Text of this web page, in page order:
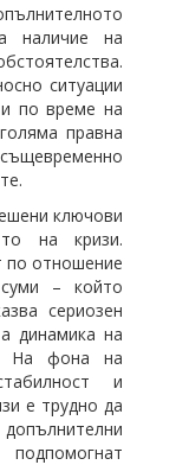
наличие на
ситуации
по време на
правна
ключови
на кризи.
по отношение
– който
сериозен
динамика на
На фона на
и
е трудно да